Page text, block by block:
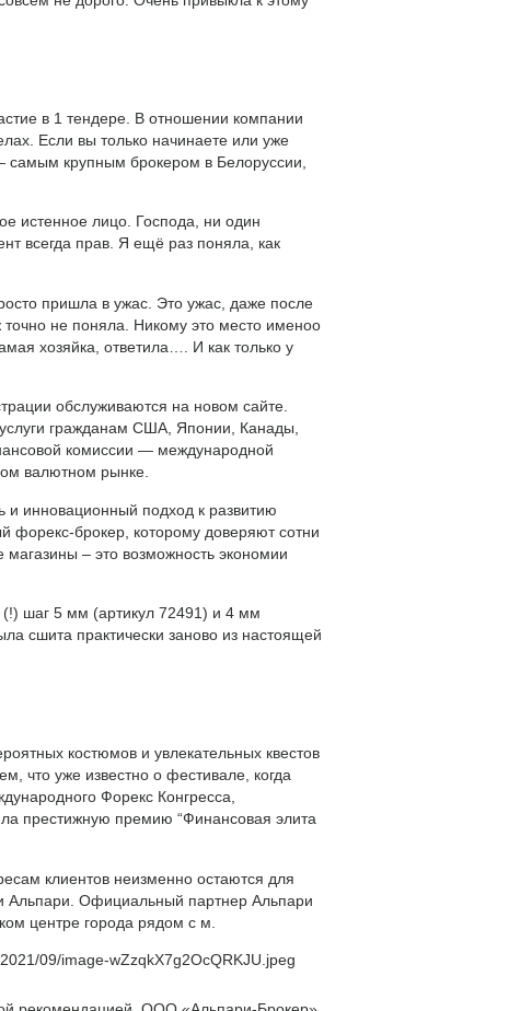
в 1 тендере. В отношении компании
Если вы только начинаете или уже
самым крупным брокером в Белоруссии,
истенное лицо. Господа, ни один
всегда прав. Я ещё раз поняла, как
пришла в ужас. Это ужас, даже после
точно не поняла. Никому это место именоо
хозяйка, ответила…. И как только у
обслуживаются на новом сайте.
услуги гражданам США, Японии, Канады,
комиссии — международной
валютном рынке.
и инновационный подход к развитию
брокер, которому доверяют сотни
– это возможность экономии
шаг 5 мм (артикул 72491) и 4 мм
сшита практически заново из настоящей
костюмов и увлекательных квестов
что уже известно о фестивале, когда
Форекс Конгресса,
престижную премию “Финансовая элита
клиентов неизменно остаются для
Альпари. Официальный партнер Альпари
центре города рядом с м.
09/image-wZzqkX7g2OcQRKJU.jpeg